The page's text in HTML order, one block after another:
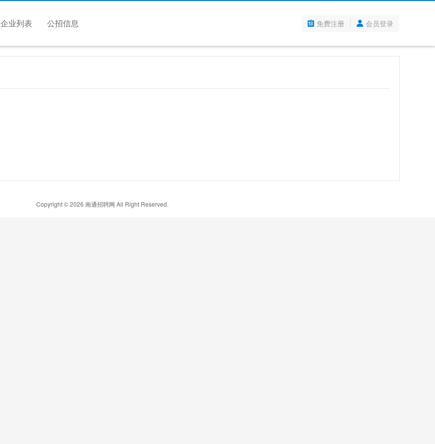
企业列表 公招信息 免费注册 会员登录
Copyright © 2026 南通招聘网 All Right Reserved.